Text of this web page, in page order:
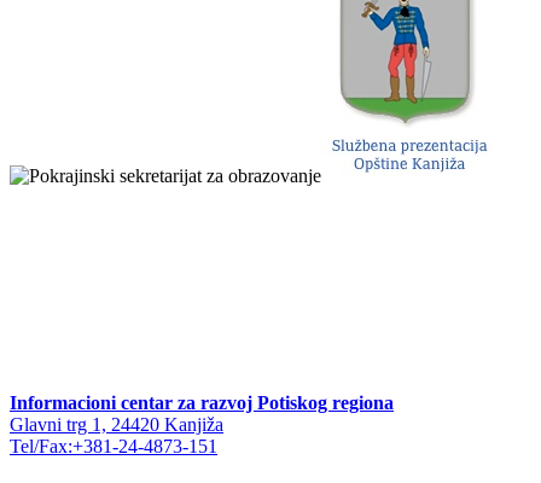
Informacioni centar za razvoj Potiskog regiona
Glavni trg 1, 24420 Kanjiža
Tel/Fax:+381-24-4873-151